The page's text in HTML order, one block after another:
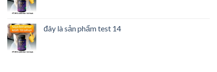
đây là sản phẩm test 14